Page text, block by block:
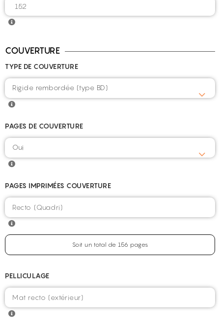
COUVERTURE
TYPE DE COUVERTURE
Rigide rembordée (type BD)
PAGES DE COUVERTURE
Oui
PAGES IMPRIMÉES COUVERTURE
Soit un total de 156 pages
PELLICULAGE